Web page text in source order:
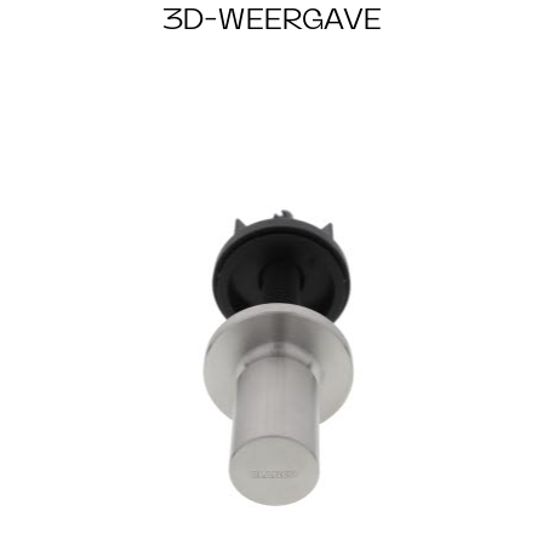
3D-WEERGAVE